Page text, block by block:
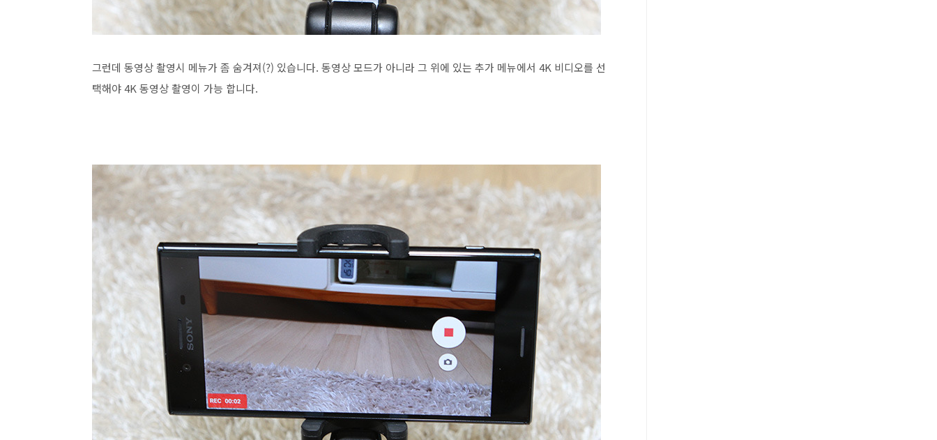
그런데 동영상 촬영시 메뉴가 좀 숨겨져(?) 있습니다. 동영상 모드가 아니라 그 위에 있는 추가 메뉴에서 4K 비디오를 선
택해야 4K 동영상 촬영이 가능 합니다.